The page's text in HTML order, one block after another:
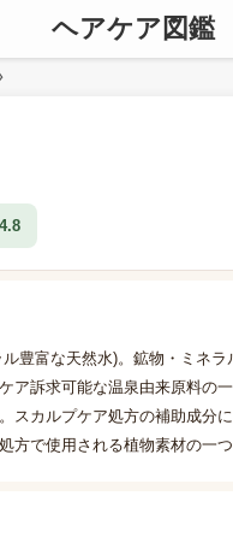
ヘアケア図鑑
豊富な天然水)。鉱物・ミネラ
ア訴求可能な温泉由来原料の
スカルプケア処方の補助成分
方で使用される植物素材の一つ